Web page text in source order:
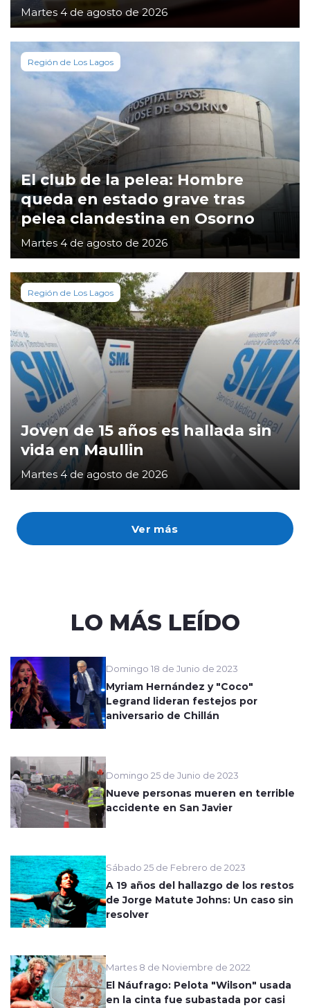
Ver más
Martes 4 de agosto de 2026
Región de Los Lagos
El club de la pelea: Hombre
queda en estado grave tras
pelea clandestina en Osorno
Martes 4 de agosto de 2026
Región de Los Lagos
Joven de 15 años es hallada sin
vida en Maullin
Martes 4 de agosto de 2026
LO MÁS LEÍDO
Domingo 18 de Junio de 2023
Myriam Hernández y "Coco"
Legrand lideran festejos por
aniversario de Chillán
Domingo 25 de Junio de 2023
Nueve personas mueren en terrible
accidente en San Javier
Sábado 25 de Febrero de 2023
A 19 años del hallazgo de los restos
de Jorge Matute Johns: Un caso sin
resolver
Martes 8 de Noviembre de 2022
El Náufrago: Pelota "Wilson" usada
en la cinta fue subastada por casi